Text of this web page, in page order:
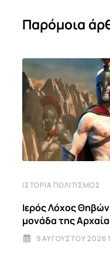
Παρόμοια
ΙΣΤΟΡΊΑ ΠΟΛΙΤΙΣΜΌΣ
Ιερός Λόχος
μονάδα της
9 ΑΥΓΟΎΣΤΟΥ 2026